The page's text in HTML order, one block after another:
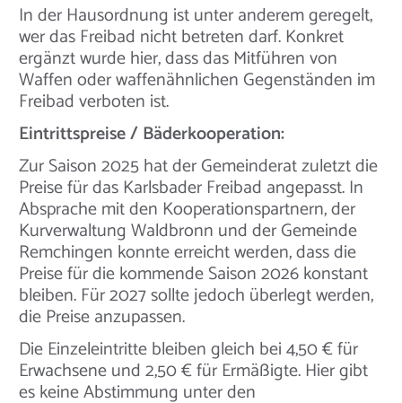
In der Hausordnung ist unter anderem geregelt,
wer das Freibad nicht betreten darf. Konkret
ergänzt wurde hier, dass das Mitführen von
Waffen oder waffenähnlichen Gegenständen im
Freibad verboten ist.
Eintrittspreise / Bäderkooperation:
Zur Saison 2025 hat der Gemeinderat zuletzt die
Preise für das Karlsbader Freibad angepasst. In
Absprache mit den Kooperationspartnern, der
Kurverwaltung Waldbronn und der Gemeinde
Remchingen konnte erreicht werden, dass die
Preise für die kommende Saison 2026 konstant
bleiben. Für 2027 sollte jedoch überlegt werden,
die Preise anzupassen.
Die Einzeleintritte bleiben gleich bei 4,50 € für
Erwachsene und 2,50 € für Ermäßigte. Hier gibt
es keine Abstimmung unter den